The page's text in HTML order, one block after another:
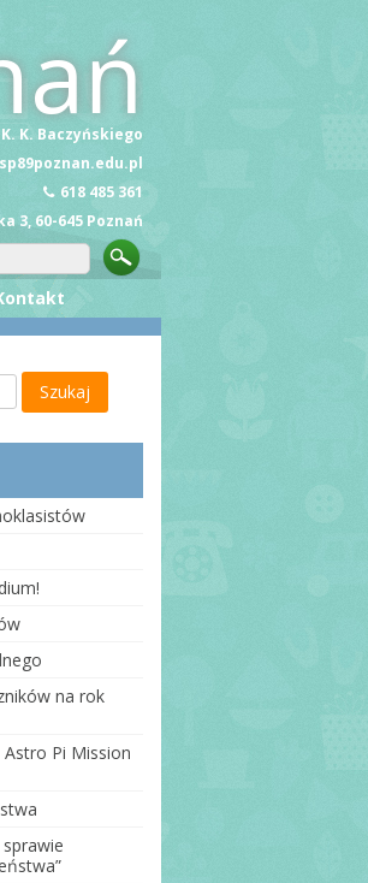
K. Baczyńskiego
618 485 361
3, 60-645 Poznań
na rok
Pi Mission